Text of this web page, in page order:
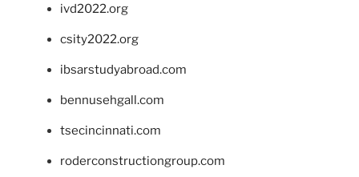
ivd2022.org
csity2022.org
ibsarstudyabroad.com
bennusehgall.com
tsecincinnati.com
roderconstructiongroup.com